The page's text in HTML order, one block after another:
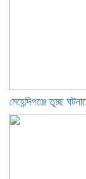
মেহেন্দিগঞ্জে তুচ্ছ